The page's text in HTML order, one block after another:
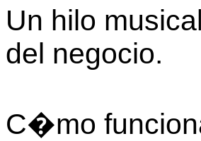
Un hilo
del negocio.
C�mo